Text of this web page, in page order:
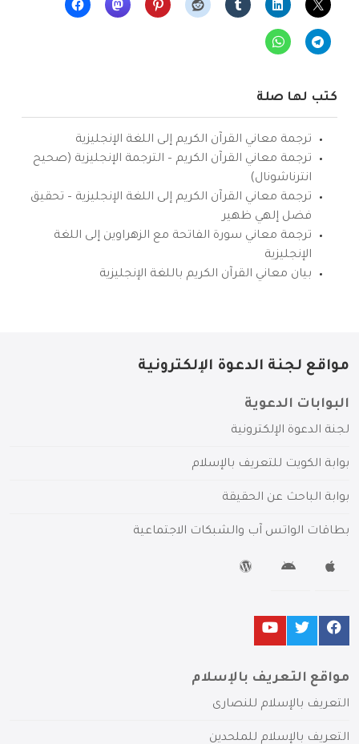
كتب لها صلة
ترجمة معاني القرآن الكريم إلى اللغة الإنجليزية
ترجمة معاني القرآن الكريم – الترجمة الإنجليزية (صحيح
انترناشونال)
ترجمة معاني القرآن الكريم إلى اللغة الإنجليزية – تحقيق
فضل إلهي ظهير
ترجمة معاني سورة الفاتحة مع الزهراوين إلى اللغة
الإنجليزية
بيان معاني القرآن الكريم باللغة الإنجليزية
مواقع لجنة الدعوة الإلكترونية
البوابات الدعوية
لجنة الدعوة الإلكترونية
بوابة الكويت للتعريف بالإسلام
بوابة الباحث عن الحقيقة
بطاقات الواتس آب والشبكات الاجتماعية
مواقع التعريف بالإسلام
التعريف بالإسلام للنصارى
التعريف بالإسلام للملحدين